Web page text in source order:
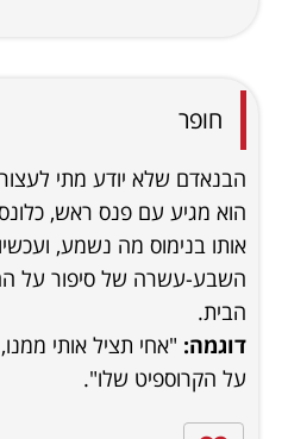
חופר
הבנאדם שלא יודע מתי
הוא מגיע עם פנס ראש,
אותו בנימוס מה נשמע,
השבע-עשרה של סיפור על
הבית.
דוגמה: "אחי תציל אותי
על הקרוספיט שלו".